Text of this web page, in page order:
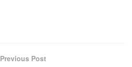
Previous Post